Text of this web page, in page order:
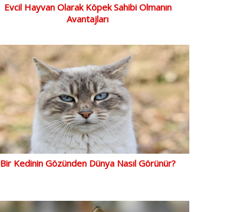
Evcil Hayvan Olarak Köpek Sahibi Olmanın
Avantajları
Bir Kedinin Gözünden Dünya Nasıl Görünür?